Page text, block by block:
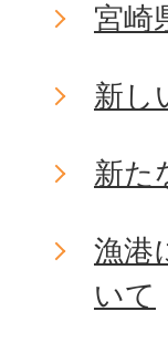
宮崎
新し
新た
漁港
いて